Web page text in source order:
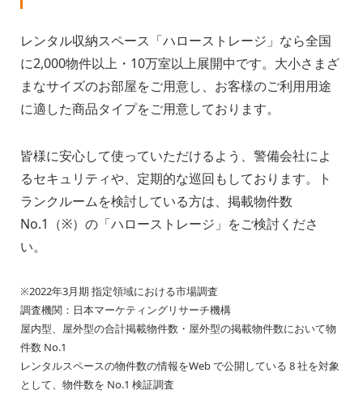
レンタル収納スペース「ハローストレージ」なら全国
に2,000物件以上・10万室以上展開中です。大小さまざ
まなサイズのお部屋をご用意し、お客様のご利用用途
に適した商品タイプをご用意しております。
皆様に安心して使っていただけるよう、警備会社によ
るセキュリティや、定期的な巡回もしております。ト
ランクルームを検討している方は、掲載物件数
No.1（※）の「ハローストレージ」をご検討くださ
い。
※2022年3月期 指定領域における市場調査
調査機関：日本マーケティングリサーチ機構
屋内型、屋外型の合計掲載物件数・屋外型の掲載物件数において物
件数 No.1
レンタルスペースの物件数の情報をWeb で公開している 8 社を対象
として、物件数を No.1 検証調査